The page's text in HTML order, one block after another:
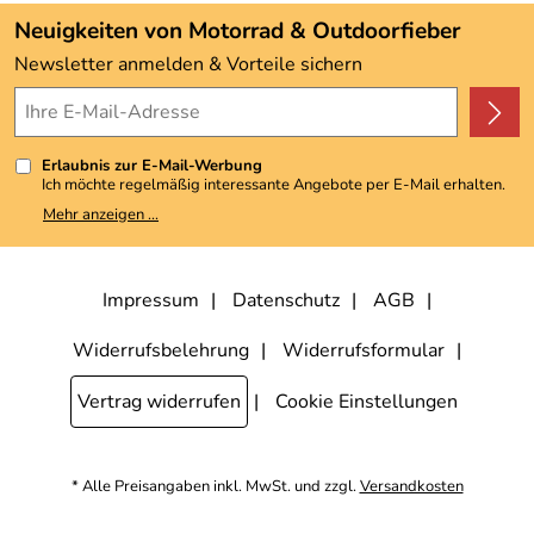
Angebote
Kundenbewertungen (3.493)
4,9/5*****
Neuigkeiten von Motorrad & Outdoorfieber
Newsletter anmelden & Vorteile sichern
Erlaubnis zur E-Mail-Werbung
Ich möchte regelmäßig interessante Angebote per E-Mail erhalten.
Meine E-Mail-Adresse wird nicht an andere Unternehmen
weitergegeben. Zu statistischen Zwecken wird in anonymer Form
kann ich jederzeit mit Wirkung für die Zukunft widerrufen, indem ich
den Link "Abmelden" am Ende des Newsletters anklicke. Die
Mehr anzeigen ...
Impressum Datenschutz
AGB
Widerrufsbelehrung
Widerrufsformular
Vertrag widerrufen
Cookie Einstellungen
* Alle Preisangaben inkl. MwSt. und zzgl.Versandkosten